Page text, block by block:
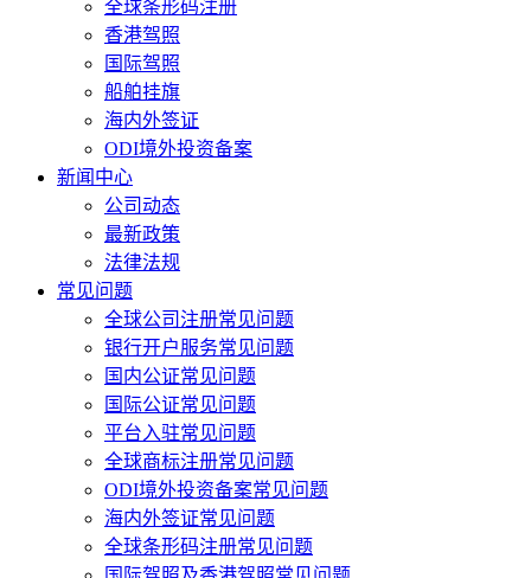
全球条形码注册
香港驾照
国际驾照
船舶挂旗
海内外签证
ODI境外投资备案
新闻中心
公司动态
最新政策
法律法规
常见问题
全球公司注册常见问题
银行开户服务常见问题
国内公证常见问题
国际公证常见问题
平台入驻常见问题
全球商标注册常见问题
ODI境外投资备案常见问题
海内外签证常见问题
全球条形码注册常见问题